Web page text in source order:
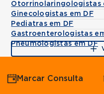
Otorrinolaringologistas
Ginecologistas em DF
Pediatras em DF
Gastroenterologistas
Pneumologistas em DF
Marcar Consulta